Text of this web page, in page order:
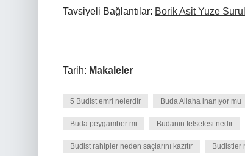
Tavsiyeli Bağlantılar: Borik Asit Yuze
Tarih: Makaleler
5 Budist emri nelerdir Buda Allaha inanıyor mu
Buda peygamber mi Budanın felsefesi nedir
Budist rahipler neden saçlarını kazıtır Budistler